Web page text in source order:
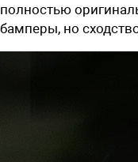
полностью
бамперы, но